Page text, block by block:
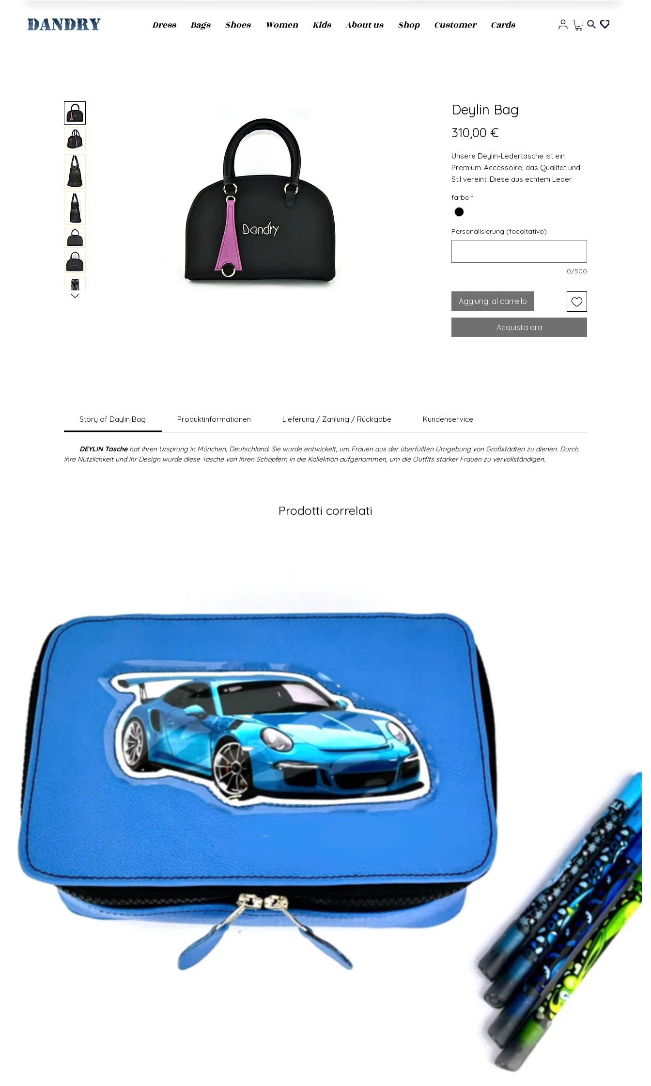
Dress Bags Shoes Women Kids About us Shop Customer Cards
Deylin Bag
310,00 €
Unsere Deylin-Ledertasche ist ein
Premium-Accessoire, das Qualität und
Stil vereint. Diese aus echtem Leder
sondern auch schön und somit die
perfekte Ergänzung zu jedem Outfit.
farbe *
Personalisierung (facoltativo)
0/500
Aggiungi al carrello
Acquista ora
Story of Daylin Bag Produktinformationen Lieferung / Zahlung / Rückgabe Kundenservice
DEYLIN Taschehat ihren Ursprung in München, Deutschland. Sie wurde entwickelt, um Frauen aus der überfüllten Umgebung von Großstädten zu dienen. Durch
ihre Nützlichkeit und ihr Design wurde diese Tasche von ihren Schöpfern in die Kollektion aufgenommen, um die Outfits starker Frauen zu vervollständigen.
Prodotti correlati